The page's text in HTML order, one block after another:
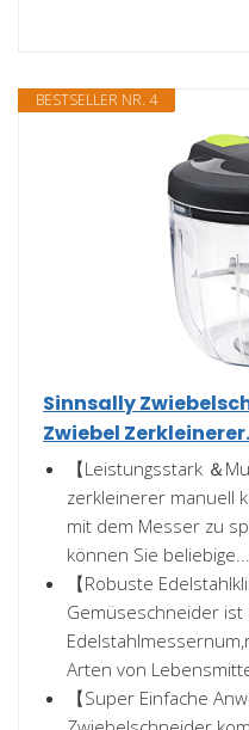
BESTSELLER NR. 4
Sinnsally
Zwiebel
【Leistungsstark ＆
zerkleinerer manuell
mit dem Messer zu
können Sie beliebige...
【Robuste
Gemüseschneider
Arten von
【Super Einfache